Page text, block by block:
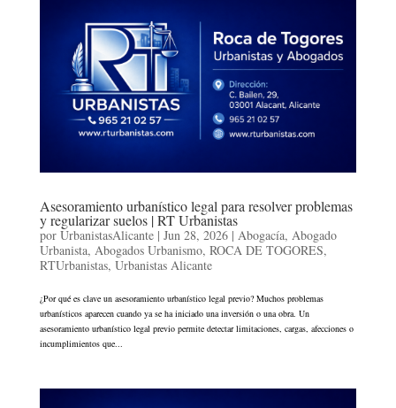
Asesoramiento urbanístico legal para resolver problemas
y regularizar suelos | RT Urbanistas
por UrbanistasAlicante| Jun 28, 2026| Abogacía, Abogado
Urbanista, Abogados Urbanismo, ROCA DE TOGORES,
RTUrbanistas, Urbanistas Alicante
¿Por qué es clave un asesoramiento urbanístico legal previo? Muchos problemas
urbanísticos aparecen cuando ya se ha iniciado una inversión o una obra. Un
asesoramiento urbanístico legal previo permite detectar limitaciones, cargas, afecciones o
incumplimientos que...